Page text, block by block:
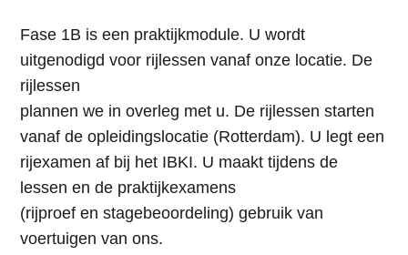
Fase 1B is een praktijkmodule. U wordt
uitgenodigd voor rijlessen vanaf onze locatie. De
rijlessen
plannen we in overleg met u. De rijlessen starten
vanaf de opleidingslocatie (Rotterdam). U legt een
rijexamen af bij het IBKI. U maakt tijdens de
lessen en de praktijkexamens
(rijproef en stagebeoordeling) gebruik van
voertuigen van ons.